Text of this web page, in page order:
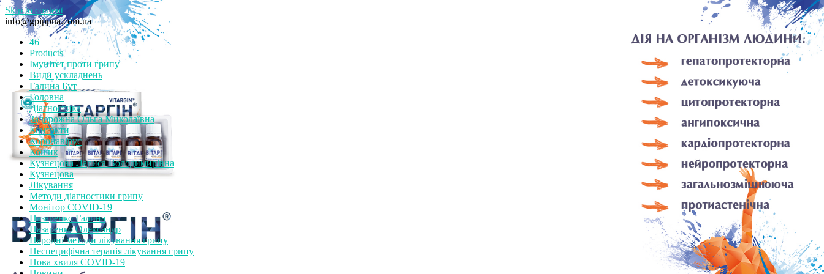
Skip to content
info@gpippua.com.ua
46
Products
Імунітет проти грипу
Види ускладнень
Галина Бут
Головна
Діагностика
Задорожна Ольга Миколаївна
Контакти
Коронавірус
Кошик
Кузнєцова Лариса Володимирівна
Кузнецова
Лікування
Методи діагностики грипу
Монітор СOVID-19
Назаренко Галина
Назаренко Олександр
Народні методи лікування грипу
Неспецифічна терапія лікування грипу
Нова хвиля COVID-19